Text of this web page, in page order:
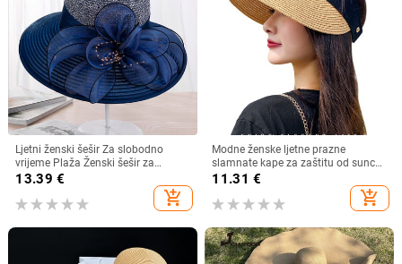
Ljetni ženski šešir Za slobodno
vrijeme Plaža Ženski šešir za
sunčanje Elegantni šešir širokog
oboda Svileni šešir s kantom s
cvijetom Ležerna kapa Ženska
13.39 €
add_shopping_cart
Modne ženske ljetne prazne
slamnate kape za zaštitu od sunca
s velikim obodom, podesivi ženski
sportove na plaži
11.31 €
add_shopping_cart